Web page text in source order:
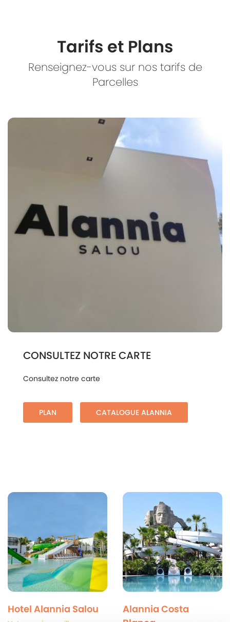
Tarifs et Plans
Renseignez-vous sur nos tarifs de
Parcelles
CONSULTEZ NOTRE CARTE
Consultez notre carte
PLAN CATALOGUE ALANNIA
Hotel Alannia Salou
Alannia Costa